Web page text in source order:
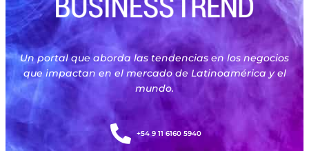
Un portal que aborda las tendencias en los negocios
que impactan en el mercado de Latinoamérica y el
mundo.
+54 9 11 6160 5940